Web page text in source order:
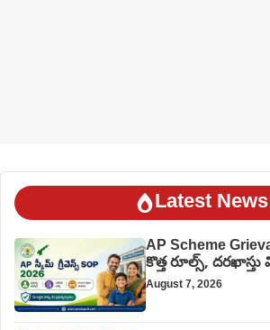
Latest News
AP Scheme
కొత్త రూల్స్,
August 7, 2026